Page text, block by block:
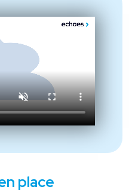
place